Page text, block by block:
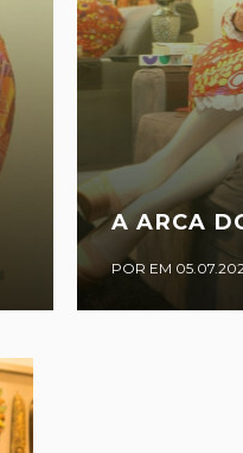
A ARCA
POR EM